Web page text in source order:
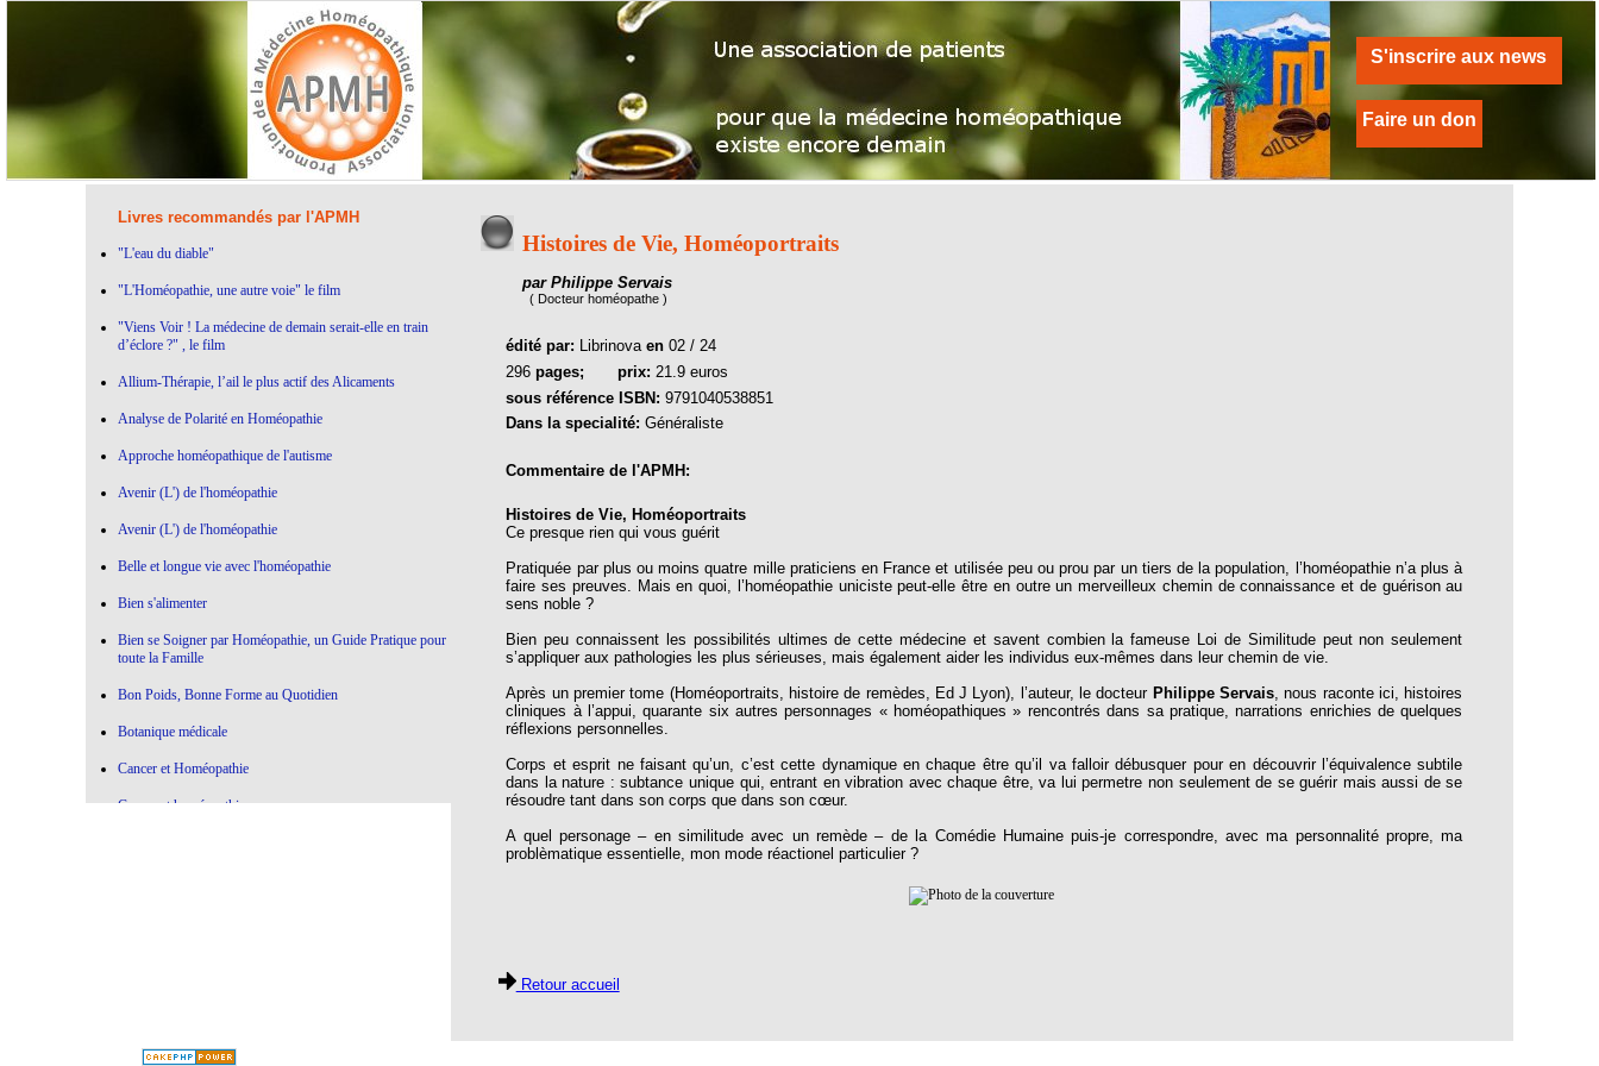
S'inscrire aux news
Faire un don
Livres recommandés par l'APMH
"L'eau du diable"
"L'Homéopathie, une autre voie" le film
"Viens Voir ! La médecine de demain serait-elle en train
d’éclore ?" , le film
Allium-Thérapie, l’ail le plus actif des Alicaments
Analyse de Polarité en Homéopathie
Approche homéopathique de l'autisme
Avenir (L') de l'homéopathie
Avenir (L') de l'homéopathie
Belle et longue vie avec l'homéopathie
Bien s'alimenter
Bien se Soigner par Homéopathie, un Guide Pratique pour
toute la Famille
Bon Poids, Bonne Forme au Quotidien
Botanique médicale
Cancer et Homéopathie
Cancer et homéopathie
Histoires de Vie, Homéoportraits
par Philippe Servais
( Docteur homéopathe )
édité par: Librinovaen02 / 24
296pages; prix: 21.9 euros
sous référence ISBN:9791040538851
Dans la specialité:Généraliste
Commentaire de l'APMH:
Histoires de Vie, Homéoportraits
Ce presque rien qui vous guérit
Pratiquée par plus ou moins quatre mille praticiens en France et utilisée peu ou prou par un tiers de la population, l’homéopathie n’a plus à
faire ses preuves. Mais en quoi, l’homéopathie uniciste peut-elle être en outre un merveilleux chemin de connaissance et de guérison au
sens noble ?
Bien peu connaissent les possibilités ultimes de cette médecine et savent combien la fameuse Loi de Similitude peut non seulement
s’appliquer aux pathologies les plus sérieuses, mais également aider les individus eux-mêmes dans leur chemin de vie.
Après un premier tome (Homéoportraits, histoire de remèdes, Ed J Lyon), l’auteur, le docteur Philippe Servais , nous raconte ici, histoires
cliniques à l’appui, quarante six autres personnages « homéopathiques » rencontrés dans sa pratique, narrations enrichies de quelques
réflexions personnelles.
Corps et esprit ne faisant qu’un, c’est cette dynamique en chaque être qu’il va falloir débusquer pour en découvrir l’équivalence subtile
dans la nature : subtance unique qui, entrant en vibration avec chaque être, va lui permetre non seulement de se guérir mais aussi de se
résoudre tant dans son corps que dans son cœur.
A quel personage – en similitude avec un remède – de la Comédie Humaine puis-je correspondre, avec ma personnalité propre, ma
problèmatique essentielle, mon mode réactionel particulier ?
Retour accueil